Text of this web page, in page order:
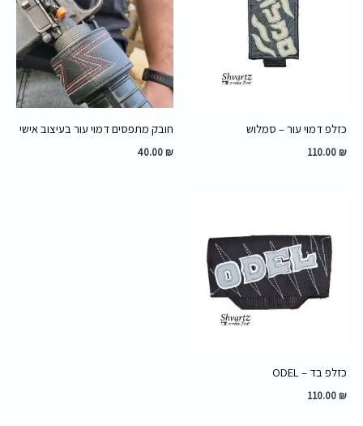
כזלפ דמוי עור – סמלוש
110.00 ₪
חובק מתפסים דמוי עור בעיצוב אישי
40.00 ₪
כזלפ בד – ODEL
110.00 ₪